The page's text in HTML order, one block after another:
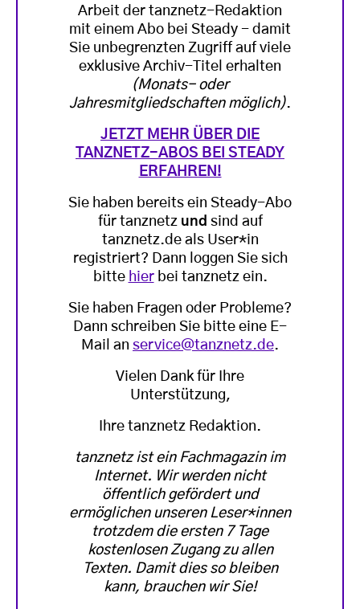
Arbeit der tanznetz-Redaktion
mit einem Abo bei Steady - damit
Sie unbegrenzten Zugriff auf viele
exklusive Archiv-Titel erhalten
(Monats- oder
Jahresmitgliedschaften möglich).
JETZT MEHR ÜBER DIE
TANZNETZ-ABOS BEI STEADY
ERFAHREN!
Sie haben bereits ein Steady-Abo
für tanznetz und sind auf
tanznetz.de als User*in
registriert? Dann loggen Sie sich
bitte hierbei tanznetz ein.
Sie haben Fragen oder Probleme?
Dann schreiben Sie bitte eine E-
Mail an service@tanznetz.de.
Vielen Dank für Ihre
Unterstützung,
Ihre tanznetz Redaktion.
tanznetz ist ein Fachmagazin im
Internet. Wir werden nicht
öffentlich gefördert und
ermöglichen unseren Leser*innen
trotzdem die ersten 7 Tage
kostenlosen Zugang zu allen
Texten. Damit dies so bleiben
kann, brauchen wir Sie!